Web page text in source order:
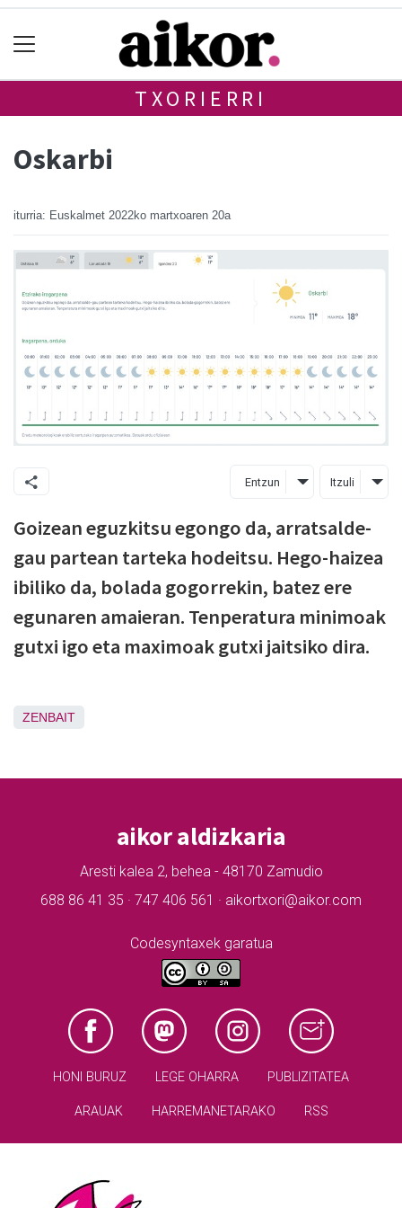
TXORIERRI
Oskarbi
iturria: Euskalmet 2022ko martxoaren 20a
Entzun Itzuli
Goizean eguzkitsu egongo da, arratsalde-
gau partean tarteka hodeitsu. Hego-haizea
ibiliko da, bolada gogorrekin, batez ere
egunaren amaieran. Tenperatura minimoak
gutxi igo eta maximoak gutxi jaitsiko dira.
ZENBAIT
aikor aldizkaria
Aresti kalea 2, behea - 48170 Zamudio
688 86 41 35 · 747 406 561 · aikortxori@aikor.com
Codesyntaxek garatua
HONI BURUZ LEGE OHARRA PUBLIZITATEA
ARAUAK HARREMANETARAKO RSS